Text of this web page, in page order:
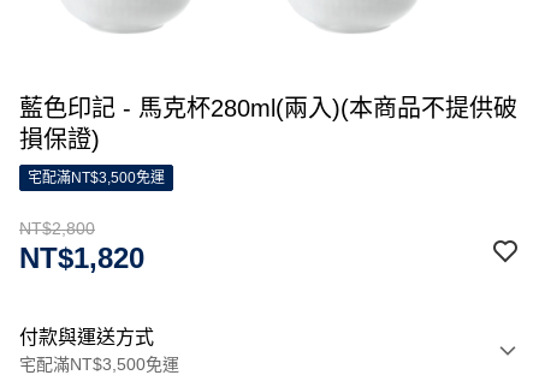
藍色印記 - 馬克杯280ml(兩入)(本商品不提供破
損保證)
宅配滿NT$3,500免運
NT$2,800
NT$1,820
付款與運送方式
宅配滿NT$3,500免運